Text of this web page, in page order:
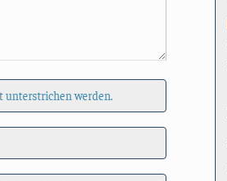
unterstrichen werden.